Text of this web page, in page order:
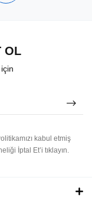
OL
kabul etmiş
İptal Et’i tıklayın.